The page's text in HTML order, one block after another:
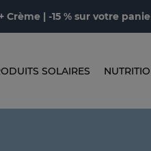
Crème | -15 % sur votre
SOLAIRES